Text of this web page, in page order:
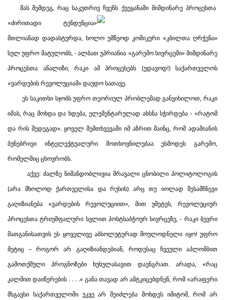
მას შემდეგ, რაც საკუთრივ ჩვენს ქვეყანაში მიმდინარე პროცესთა
«ძირითადი ტენდენცია»
მთლიანად დადასტურდა, ხოლო უმწეოდ კომიკური «კბილთა ღრჭენა»
სულ უფრო მატულობს, - ალბათ უპრიანია «გარემო სივრცეში» მიმდინარე
პროცესთა ანალიზი, რაკი ამ პროცესებს (უდავოდ!) საქართველოს
«ვარდების რევოლუციამ» დაუდო სათავე.
ეს საკითხი სჯობს უფრო თეორიულ პრობლემად განვიხილოთ, რაკი
იმას, რაც მოხდა და ხდება, ელემენტარულად ახსნა სჭირდება - «რატომ
და რის შედეგად». ყოველ შემთხვევაში იმ აზრით მაინც, რომ ადამიანის
ბუნებრივი ინტელექტუალური მოთხოვნილებაა ესმოდეს გარემო,
რომელშიც ცხოვრობს.
აქვე: ძალზე ნიშანდობლივია მრავალი ცნობილი პოლიტოლოგის
(არა მხოლოდ ქართველისა და რუსის) არც თუ იოლად შესამჩნევი
გაღიზიანება «ვარდების რევოლუციით», მით უმეტეს, რევოლუციურ
პროცესთა ტრიუმფალური სვლით პოსტსაბჭოურ სივრცეზე, - რაკი ბევრი
მათგანისათვის ეს ყოველივე აბსოლუტურად მოულოდნელი იყო! უფრო
მეტიც – როგორ არ გაღიზიანდებიან, როდესაც ჩვეული აპლომბით
გამოთქმული პროგნოზები ხუხულასავით დაენგრათ. არადა, «რაც
კალმით დაიწერების . . . .» განა თავად არ ამტკიცებდნენ, რომ «არაფერი
მსგავსი საქართველოში უკვე არ შეიძლება მოხდეს იმიტომ, რომ არ